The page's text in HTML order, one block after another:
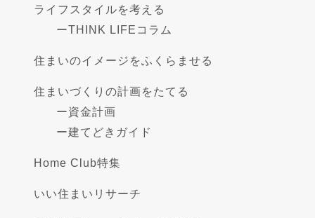
ライフスタイルを考える
ーTHINK LIFEコラム
住まいのイメージをふくらませる
住まいづくりの計画をたてる
ー資金計画
ー建てどきガイド
Home Club特集
いい住まいリサーチ